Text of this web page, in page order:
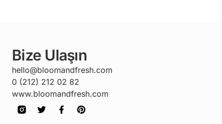
Bize Ulaşın
hello@bloomandfresh.com
0 (212) 212 02 82
www.bloomandfresh.com